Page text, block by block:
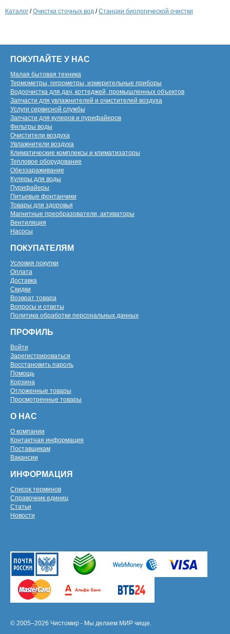
Каталог /Очистка сточных вод /Станции биологической очистки
ПОКУПАЙТЕ У НАС
Малая бытовая техника
Термометры, гигрометры, измерительные приборы
Водоочистка для дач, коттеджей, промышленных объектов
Запчасти для увлажнителей и очистителей воздуха
Услуги сервисной службы
Запчасти для кулеров и пурифайеров
Фильтры воды
Очистители воздуха
Увлажнители воздуха
Климатические комплексы и климатизаторы
Тепловое оборудование
Обеззараживание
Кулеры для воды
Пурифайеры
Питьевые фонтанчики
Товары для здоровья
Магнитные преобразователи, активаторы
Вентиляция
Насосы
ПОКУПАТЕЛЯМ
Условия покупки
Оплата
Доставка
Скидки
Возврат товара
Вопросы и ответы
Политика обработки персональных данных
ПРОФИЛЬ
Войти
Зарегистрироваться
Восстановить пароль
Помощь
Корзина
Отложенные товары
Просмотренные товары
О НАС
О компании
Контактная информация
Поставщикам
Вакансии
ИНФОРМАЦИЯ
Список терминов
Справочник единиц
Статьи
Новости
© 2005–2026 Чистомир - Мы делаем МИР чище.